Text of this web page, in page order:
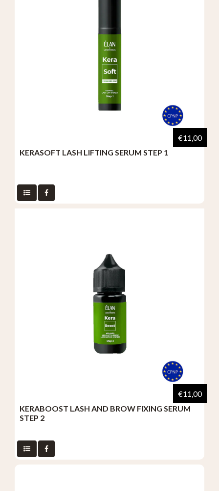
KERASOFT LASH LIFTING SERUM STEP 1
€11,00
KERABOOST LASH AND BROW FIXING SERUM
STEP 2
€11,00